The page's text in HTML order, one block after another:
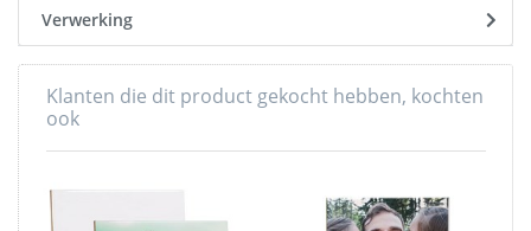
Verwerking
Klanten die dit product gekocht hebben, kochten
ook